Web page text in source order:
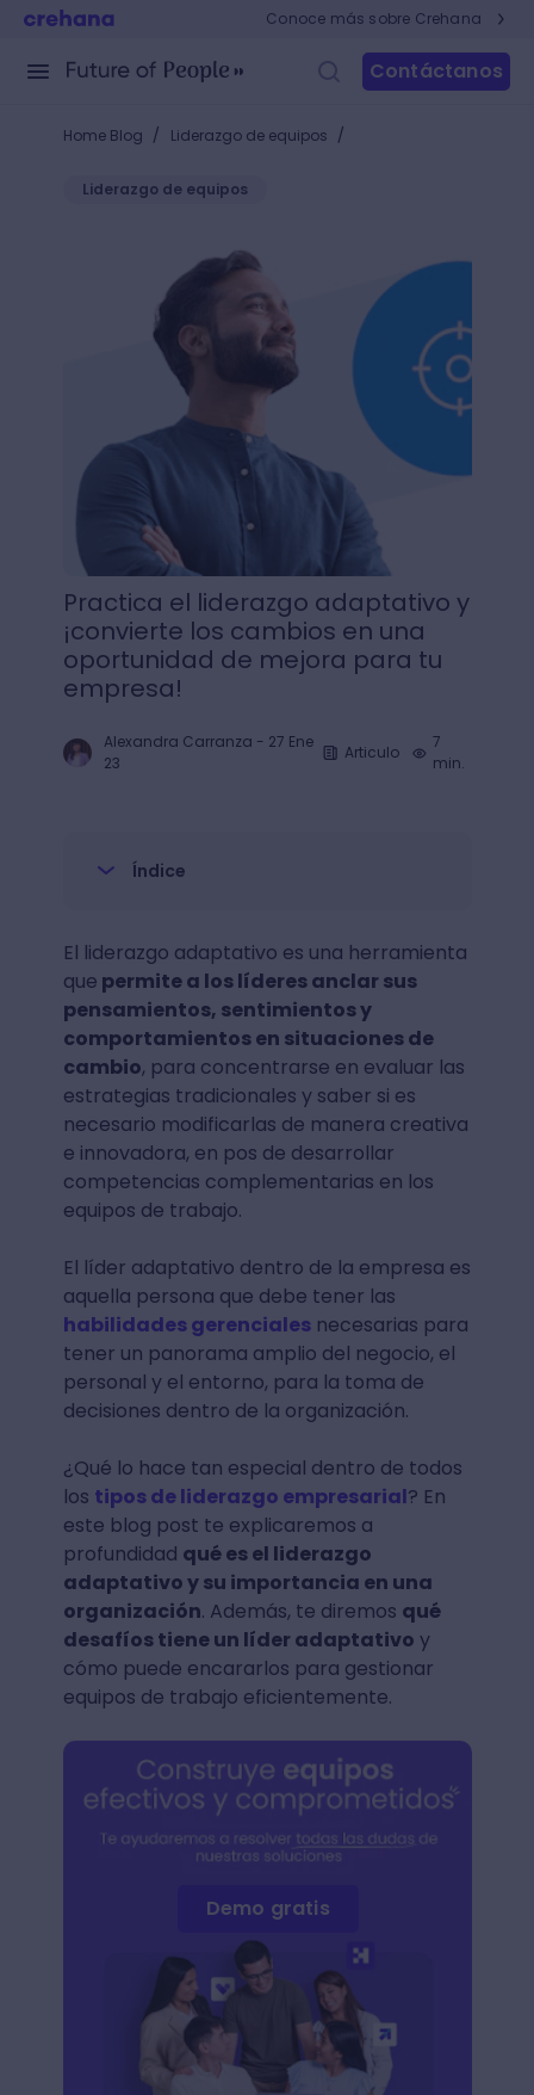
Conoce más sobre Crehana
Contáctanos
Home Blog / Liderazgo de equipos /
Liderazgo de equipos
Practica el liderazgo adaptativo y
¡convierte los cambios en una
oportunidad de mejora para tu
empresa!
Alexandra Carranza - 27 Ene
23
Articulo
7
min.
Índice
El liderazgo adaptativo es una herramienta
que permite a los líderes anclar sus
pensamientos, sentimientos y
comportamientos en situaciones de
cambio, para concentrarse en evaluar las
estrategias tradicionales y saber si es
necesario modificarlas de manera creativa
e innovadora, en pos de desarrollar
competencias complementarias en los
equipos de trabajo.
El líder adaptativo dentro de la empresa es
aquella persona que debe tener las
habilidades gerencialesnecesarias para
tener un panorama amplio del negocio, el
personal y el entorno, para la toma de
decisiones dentro de la organización.
¿Qué lo hace tan especial dentro de todos
los tipos de liderazgo empresarial? En
este blog post te explicaremos a
profundidad qué es el liderazgo
adaptativo y su importancia en una
organización. Además, te diremos qué
desafíos tiene un líder adaptativo y
cómo puede encararlos para gestionar
equipos de trabajo eficientemente.
Demo gratis